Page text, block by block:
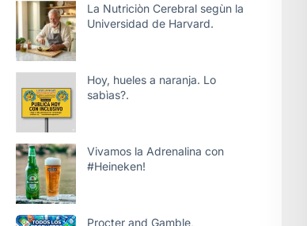
La Nutriciòn Cerebral segùn la
Universidad de Harvard.
Hoy, hueles a naranja. Lo
sabìas?.
Vivamos la Adrenalina con
#Heineken!
Procter and Gamble,